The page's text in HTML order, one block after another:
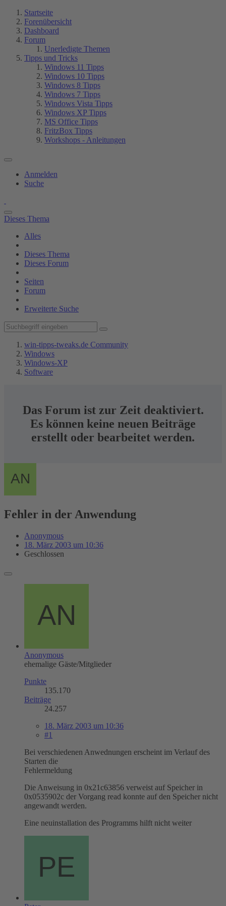
Startseite
Forenübersicht
Dashboard
Forum
Unerledigte Themen
Tipps und Tricks
Windows 11 Tipps
Windows 10 Tipps
Windows 8 Tipps
Windows 7 Tipps
Windows Vista Tipps
Windows XP Tipps
MS Office Tipps
FritzBox Tipps
Workshops - Anleitungen
Anmelden
Suche
Dieses Thema
Alles
Dieses Thema
Dieses Forum
Seiten
Forum
Erweiterte Suche
win-tipps-tweaks.de Community
Windows
Windows-XP
Software
Das Forum ist zur Zeit deaktiviert.
Es können keine neuen Beiträge
erstellt oder bearbeitet werden.
Fehler in der Anwendung
Anonymous
18. März 2003 um 10:36
Geschlossen
Anonymous
ehemalige Gäste/Mitglieder
Punkte
135.170
Beiträge
24.257
18. März 2003 um 10:36
#1
Bei verschiedenen Anwednungen erscheint im Verlauf des
Starten die
Fehlermeldung
Die Anweisung in 0x21c63856 verweist auf Speicher in
0x0535902c der Vorgang read konnte auf den Speicher nicht
angewandt werden.
Eine neuinstallation des Programms hilft nicht weiter